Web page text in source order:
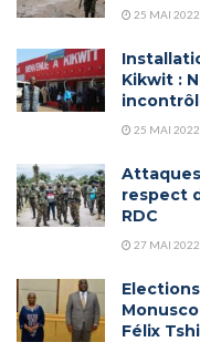
25 MAI 2022
Kikwit :
25 MAI 2022
respect
RDC
27 MAI 2022
Félix